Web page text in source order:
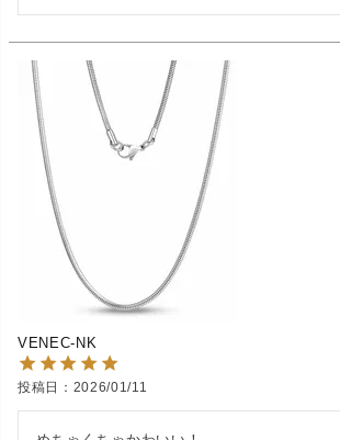
VENEC-NK
投稿日 2026/01/11